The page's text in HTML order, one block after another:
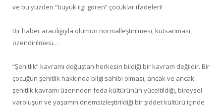
ve bu yüzden “büyük ilgi gören” çocuklar ifadeleri!
Bir haber aracılığıyla ölümün normalleştirilmesi, kutsanması,
özendirilmesi…
“Şehitlik” kavramı doğuştan herkesin bildiği bir kavram değildir. Bir
çocuğun şehitlik hakkında bilgi sahibi olması, ancak ve ancak
şehitlik kavramı üzerinden feda kültürünün yüceltildiği, bireysel
varoluşun ve yaşamın önemsizleştirildiği bir şiddet kültürü içinde